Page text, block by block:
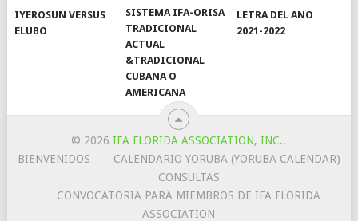
IYEROSUN VERSUS
ELUBO
SISTEMA IFA-ORISA
TRADICIONAL
ACTUAL
&TRADICIONAL
CUBANA O
AMERICANA
LETRA DEL ANO
2021-2022
© 2026IFA FLORIDA ASSOCIATION, INC..
BIENVENIDOS
CALENDARIO YORUBA (YORUBA CALENDAR)
CONSULTAS
CONVOCATORIA PARA MIEMBROS DE IFA FLORIDA
ASSOCIATION